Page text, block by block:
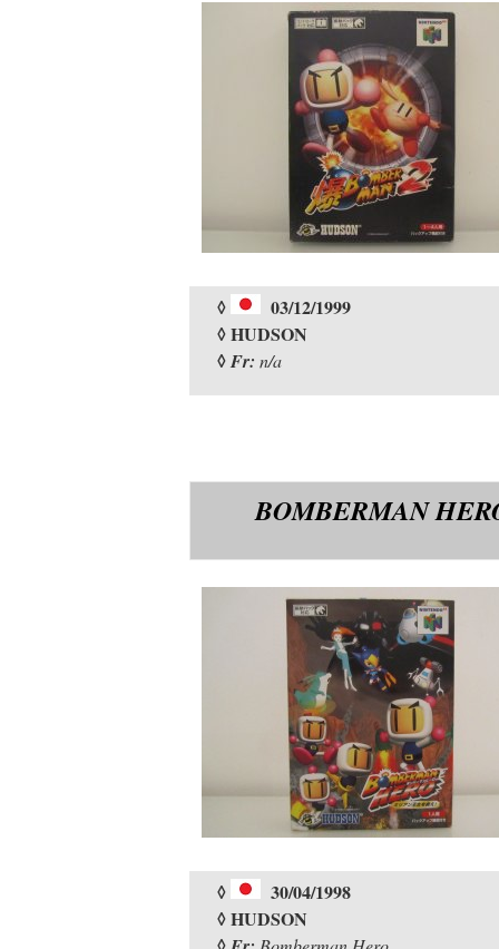
◊
03/12/1999
◊ HUDSON
◊Fr: n/a
BOMBERMAN
◊
30/04/1998
◊ HUDSON